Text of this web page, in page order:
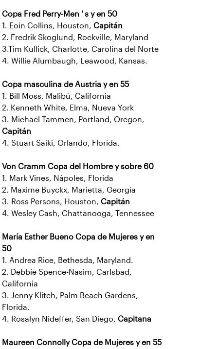
Copa Fred Perry-Men ' s y en 50
1. Eoin Collins, Houston, Capitán
2. Fredrik Skoglund, Rockville, Maryland
3.Tim Kullick, Charlotte, Carolina del Norte
4. Willie Alumbaugh, Leawood, Kansas.
Copa masculina de Austria y en 55
1. Bill Moss, Malibú, California
2. Kenneth White, Elma, Nueva York
3. Michael Tammen, Portland, Oregon,
Capitán
4. Stuart Saiki, Orlando, Florida.
Von Cramm Copa del Hombre y sobre 60
1. Mark Vines, Nápoles, Florida
2. Maxime Buyckx, Marietta, Georgia
3. Ross Persons, Houston, Capitán
4. Wesley Cash, Chattanooga, Tennessee
María Esther Bueno Copa de Mujeres y en
50
1. Andrea Rice, Bethesda, Maryland.
2. Debbie Spence-Nasim, Carlsbad,
California
3. Jenny Klitch, Palm Beach Gardens,
Florida.
4. Rosalyn Nideffer, San Diego, Capitana
Maureen Connolly Copa de Mujeres y en 55